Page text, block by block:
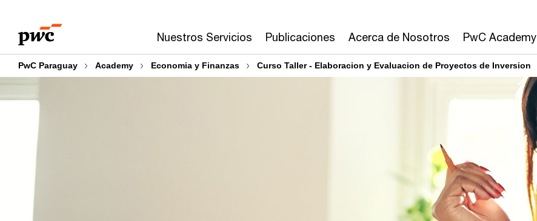
content
footer
Nuestros Servicios Publicaciones Acerca de Nosotros PwC Academy
PwC Paraguay Academy Economia y Finanzas Curso Taller - Elaboracion y Evaluacion de Proyectos de Inversion